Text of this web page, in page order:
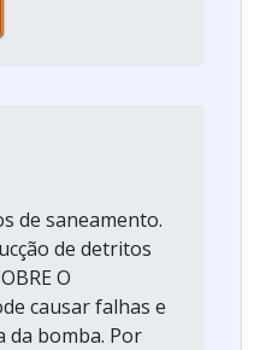
de saneamento.
de detritos
O
causar falhas e
da bomba. Por